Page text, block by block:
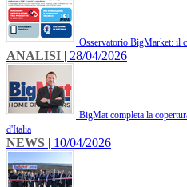
Osservatorio BigMarket: il
ANALISI | 28/04/2026
BigMat completa la
d'Italia
NEWS | 10/04/2026